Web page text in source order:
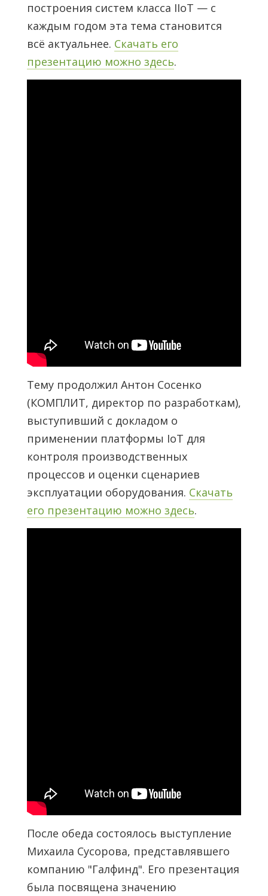
построения систем класса IIoT — с
каждым годом эта тема становится
всё актуальнее. Скачать его
презентацию можно здесь.
Тему продолжил Антон Сосенко
(КОМПЛИТ, директор по разработкам),
выступивший с докладом о
применении платформы IoT для
контроля производственных
процессов и оценки сценариев
эксплуатации оборудования. Скачать
его презентацию можно здесь.
После обеда состоялось выступление
Михаила Сусорова, представлявшего
компанию "Галфинд". Его презентация
была посвящена значению